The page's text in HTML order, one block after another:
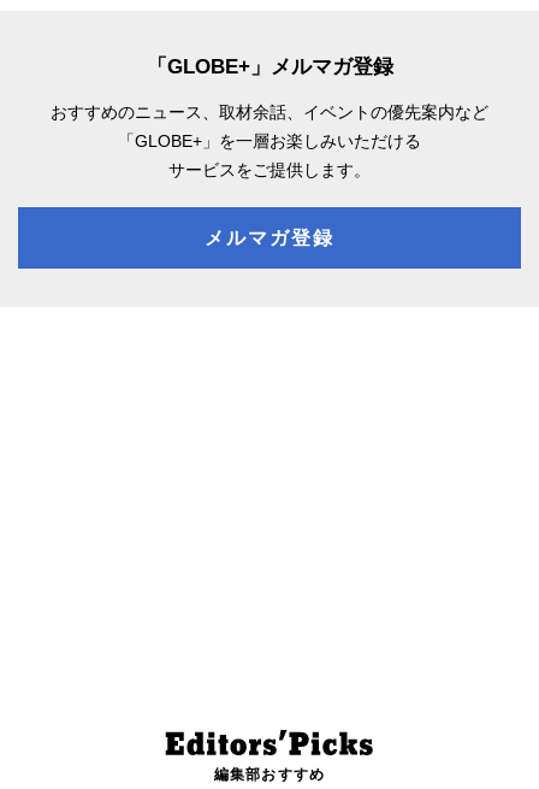
「GLOBE+」メルマガ登録
おすすめのニュース、取材余話、 イベントの優先案内など
「GLOBE+」を一層お楽しみいただける
サービスをご提供します。
メルマガ登録
編集部おすすめ